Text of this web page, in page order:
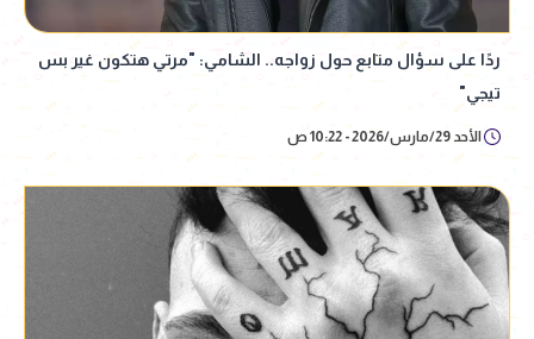
ردًا على سؤال متابع حول زواجه.. الشامي: "مرتي هتكون غير بس
تيجي"
الأحد 29/مارس/2026 - 10:22 ص